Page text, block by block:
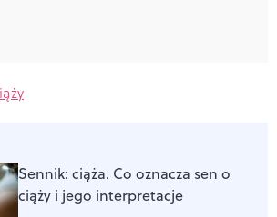
Sennik: ciąża. Co oznacza sen o
ciąży i jego interpretacje